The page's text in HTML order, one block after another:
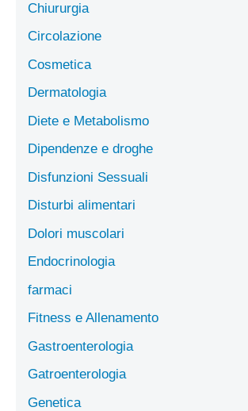
Chiururgia
Circolazione
Cosmetica
Dermatologia
Diete e Metabolismo
Dipendenze e droghe
Disfunzioni Sessuali
Disturbi alimentari
Dolori muscolari
Endocrinologia
farmaci
Fitness e Allenamento
Gastroenterologia
Gatroenterologia
Genetica